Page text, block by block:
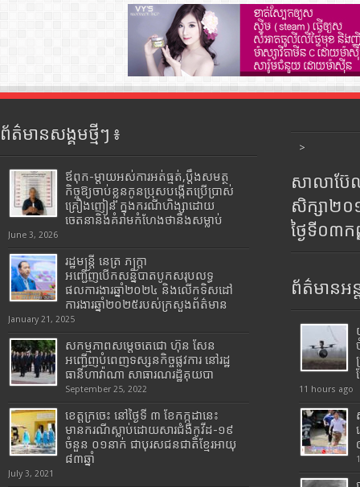
ព័ត៌មានសង្គមថ្មីៗ ៖
ឪពុក-ម្ដាយអស់ការអត់ធ្មត់,ប្ដឹងសមត្ថ
កិច្ចឱ្យចាប់ខ្លួនកូនប្រុសបង្កើតប្រើប្រាស់
គ្រឿងញៀន ក្នុងករណីហិង្សាដោយ
ចេតនានិងគំរាមកំហែងថានឹងសម្លាប់
June 3, 2026
រដ្ឋមន្រ្តី​ នេត្រ​ ភក្ត្រា​
អញ្ជើញបើកសន្និបាតបូកសរុបលទ្ធ
ផលការងារឆ្នាំ២០២៤ និងលើកទិសដៅ
ការងារឆ្នាំ២០២៥របស់​ក្រសួង​ព័ត៌មាន​
January 21, 2025
សកម្មភាពសម្តេចតេជោ ហ៊ុន សែន
អញ្ជើញបំពេញទស្សនកិច្ចផ្លូវការ នៅរដ្ឋ
ធានីហាវ៉ាណា សាធារណរដ្ឋគុយបា
September 25, 2022
ខេត្តក្រចេះ នៅថ្ងៃទី ៣ ខែកក្កដានេះ
មានករណីស្លាប់ដោយសារជំងឺកូវីដ-១៩
ចំនួន ០១នាក់ ជាបុរសជនជាតិខ្មែរអាយុ
៨៣ឆ្នាំ
July 3, 2021
>
សាលាប៊ែ
សិក្សា២
ថ្ងៃទី០៣
ព័ត៌មានអន្
11 hours ago